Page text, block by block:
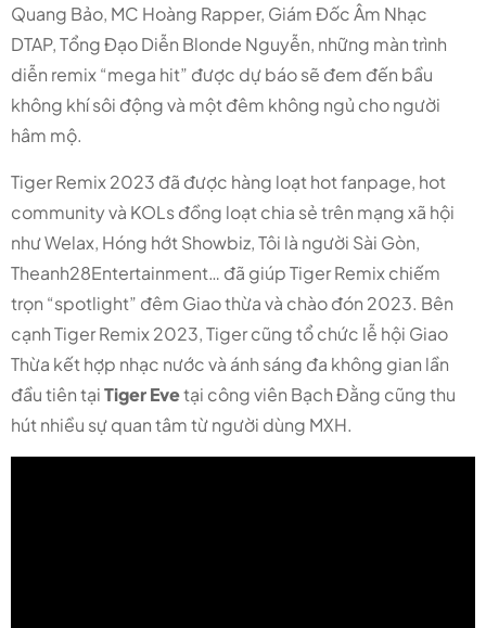
Quang Bảo, MC Hoàng Rapper, Giám Đốc Âm Nhạc
DTAP, Tổng Đạo Diễn Blonde Nguyễn, những màn trình
diễn remix “mega hit” được dự báo sẽ đem đến bầu
không khí sôi động và một đêm không ngủ cho người
hâm mộ.
Tiger Remix 2023 đã được hàng loạt hot fanpage, hot
community và KOLs đồng loạt chia sẻ trên mạng xã hội
như Welax, Hóng hớt Showbiz, Tôi là người Sài Gòn,
Theanh28Entertainment… đã giúp Tiger Remix chiếm
trọn “spotlight” đêm Giao thừa và chào đón 2023. Bên
cạnh Tiger Remix 2023, Tiger cũng tổ chức lễ hội Giao
Thừa kết hợp nhạc nước và ánh sáng đa không gian lần
đầu tiên tạiTiger Evetại công viên Bạch Đằng cũng thu
hút nhiều sự quan tâm từ người dùng MXH.